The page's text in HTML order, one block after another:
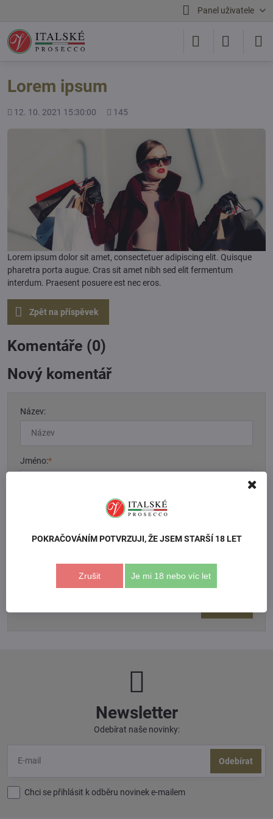
Panel uživatele
Lorem ipsum
Přidáno
12. 10. 2021 15:30:00
Počet
145
Lorem ipsum dolor sit amet, consectetuer adipiscing elit. Quisque
pharetra porta augue. Cras sit amet nibh sed elit fermentum
interdum. Praesent posuere est nec eros.
Zpět na příspěvek
Komentáře (0)
Nový komentář
Název:
Jméno:*
Newsletter
Odebírat naše novinky:
Odebírat
Chci se přihlásit k odběru novinek e-mailem
POKRAČOVÁNÍM POTVRZUJI, ŽE JSEM STARŠÍ 18 LET
Zrušit Je mi 18 nebo víc let